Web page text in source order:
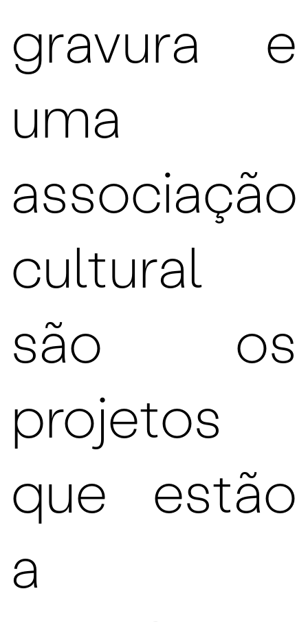
gravura e
uma
associação
cultural
são os
projetos
que estão
a